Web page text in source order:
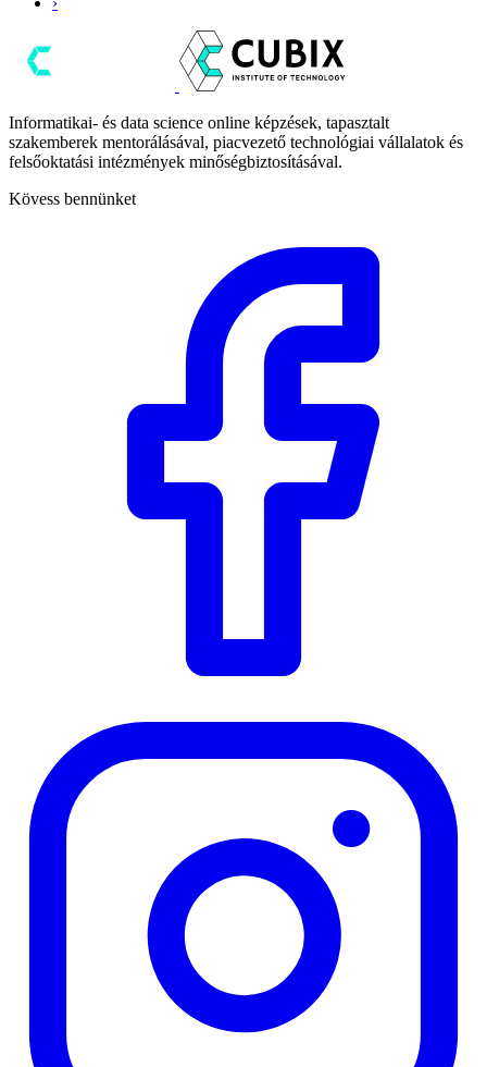
Informatikai- és data science online képzések, tapasztalt
szakemberek mentorálásával, piacvezető technológiai vállalatok és
felsőoktatási intézmények minőségbiztosításával.
Kövess bennünket